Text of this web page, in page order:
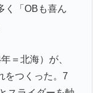
く「OBも喜ん
＝北海）が、
をつくった。7